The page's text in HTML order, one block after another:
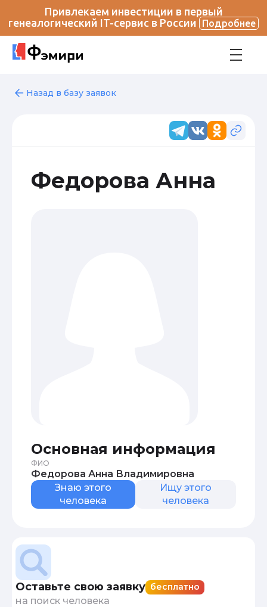
Привлекаем инвестиции в первый
генеалогический IT-сервис в России
Подробнее
Назад в базу заявок
Федорова Анна
Основная информация
ФИО
Федорова Анна Владимировна
Знаю этого
человека
Ищу этого
человека
Оставьте свою заявку бесплатно
на поиск человека